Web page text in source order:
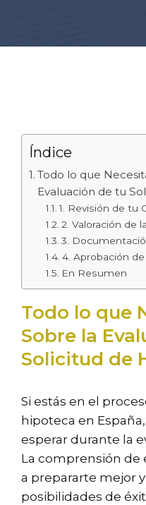
Índice
Todo lo que
Evaluación de tu
1. Revisión de tu
2. Valoración de
3.
4. Aprobación
En Resumen
Todo lo que
Sobre la
Solicitud de
Si estás en el
hipoteca en
esperar durante la
La comprensión de
a prepararte mejor
posibilidades de